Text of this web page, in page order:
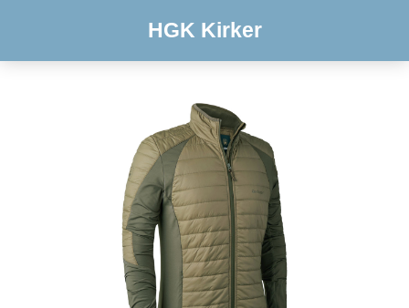
HGK Kirker